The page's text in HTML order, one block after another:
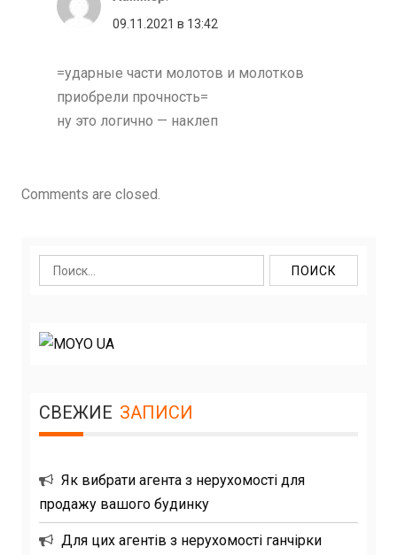
09.11.2021 в 13:42
=ударные части молотов и молотков
приобрели прочность=
ну это логично — наклеп
Comments are closed.
Найти:
СВЕЖИЕ ЗАПИСИ
Як вибрати агента з нерухомості для
продажу вашого будинку
Для цих агентів з нерухомості ганчірки